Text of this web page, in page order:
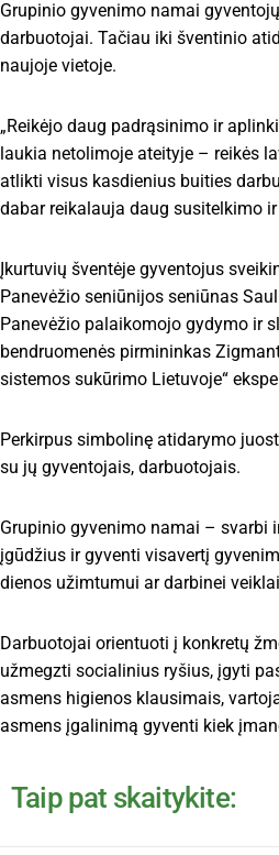
Grupinio gyvenimo namai
darbuotojai. Tačiau iki šventinio
naujoje vietoje.
„Reikėjo daug padrąsinimo ir
laukia netolimoje ateityje – reikės
atlikti visus kasdienius buities
dabar reikalauja daug susitelkimo
Įkurtuvių šventėje gyventojus
Panevėžio seniūnijos seniūnas
Panevėžio palaikomojo gydymo ir
bendruomenės pirmininkas
sistemos sukūrimo Lietuvoje“
Perkirpus simbolinę atidarymo
su jų gyventojais, darbuotojais.
Grupinio gyvenimo namai – svarbi
įgūdžius ir gyventi visavertį
dienos užimtumui ar darbinei
Darbuotojai orientuoti į konkretų
užmegzti socialinius ryšius, įgyti
asmens higienos klausimais,
asmens įgalinimą gyventi kiek
Taip pat skaitykite: